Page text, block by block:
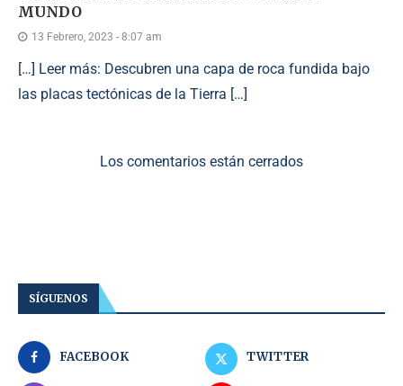
MUNDO
13 Febrero, 2023 - 8:07 am
[…] Leer más: Descubren una capa de roca fundida bajo
las placas tectónicas de la Tierra […]
Los comentarios están cerrados
SÍGUENOS
FACEBOOK TWITTER